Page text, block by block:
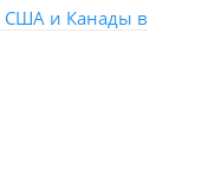
США и Канады в